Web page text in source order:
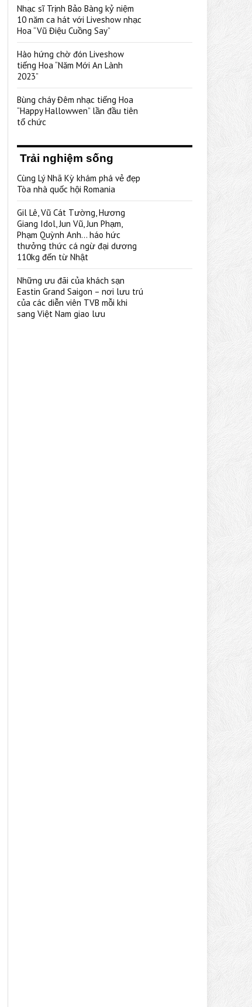
Nhạc sĩ Trịnh Bảo Bàng kỷ niệm
10 năm ca hát với Liveshow nhạc
Hoa “Vũ Điệu Cuồng Say”
Hào hứng chờ đón Liveshow
tiếng Hoa “Năm Mới An Lành
2023”
Bùng cháy Đêm nhạc tiếng Hoa
“Happy Hallowwen” lần đầu tiên
tổ chức
Trải nghiệm sống
Cùng Lý Nhã Kỳ khám phá vẻ đẹp
Tòa nhà quốc hội Romania
Gil Lê, Vũ Cát Tường, Hương
Giang Idol, Jun Vũ, Jun Phạm,
Phạm Quỳnh Anh… háo hức
thưởng thức cá ngừ đại dương
110kg đến từ Nhật
Những ưu đãi của khách sạn
Eastin Grand Saigon – nơi lưu trú
của các diễn viên TVB mỗi khi
sang Việt Nam giao lưu